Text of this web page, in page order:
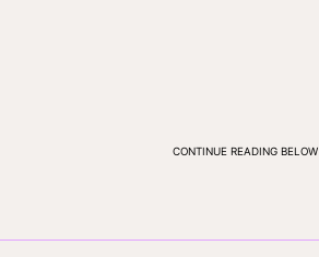
CONTINUE READING BELOW